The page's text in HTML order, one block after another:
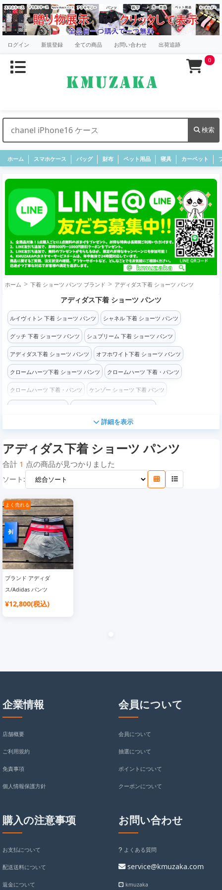
ログイン 新規登録 全ての商品 お問い合わせ 出荷追跡
0
検索
ホーム スマホケース バッグ 財布 ペット用品 寝具 カーペット
ホーム 下着 ショーツ パンツ ブランド アディダス下着 ショーツ パンツ
アディダス下着 ショーツ パンツ
ルイヴィトン 下着 ショーツ パンツ シャネル 下着 ショーツ パンツ
グッチ 下着 ショーツ パンツ シュプリーム 下着 ショーツ パンツ
アディダス下着 ショーツ パンツ オフホワイト下着 ショーツ パンツ
クロームハーツ下着 ショーツ パンツ クロームハーツ 下着・パンツ
クロームハーツ 下着・パンツ ケンゾー ショーツ 下着 パンツ
詳細を表示
アディダス下着 ショーツ パンツ
合計 1 点の商品が見つかりました
ソート:
よく売れる
ブランド アディダ
ス/Adidas パンツ
¥12,800(税込)
企業情報
店舗概要
ご利用規約
免責事項
個人情報保護方針
会員について
会員について
抽選について
ポイントについて
クーポンについて
購入の注意事项
お支払について
配送送料について
返金について
お問い合わせ
よくある質問
service@kmuzaka.com
kmuzaka